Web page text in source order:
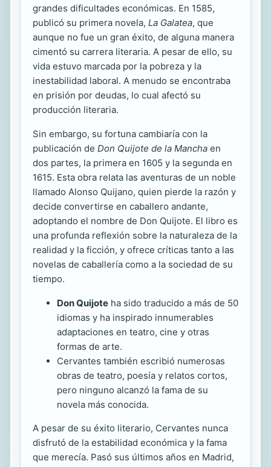
grandes dificultades económicas. En 1585,
publicó su primera novela, La Galatea, que
aunque no fue un gran éxito, de alguna manera
cimentó su carrera literaria. A pesar de ello, su
vida estuvo marcada por la pobreza y la
inestabilidad laboral. A menudo se encontraba
en prisión por deudas, lo cual afectó su
producción literaria.
Sin embargo, su fortuna cambiaría con la
publicación de Don Quijote de la Mancha en
dos partes, la primera en 1605 y la segunda en
1615. Esta obra relata las aventuras de un noble
llamado Alonso Quijano, quien pierde la razón y
decide convertirse en caballero andante,
adoptando el nombre de Don Quijote. El libro es
una profunda reflexión sobre la naturaleza de la
realidad y la ficción, y ofrece críticas tanto a las
novelas de caballería como a la sociedad de su
tiempo.
Don Quijote ha sido traducido a más de 50
idiomas y ha inspirado innumerables
adaptaciones en teatro, cine y otras
formas de arte.
Cervantes también escribió numerosas
obras de teatro, poesía y relatos cortos,
pero ninguno alcanzó la fama de su
novela más conocida.
A pesar de su éxito literario, Cervantes nunca
disfrutó de la estabilidad económica y la fama
que merecía. Pasó sus últimos años en Madrid,